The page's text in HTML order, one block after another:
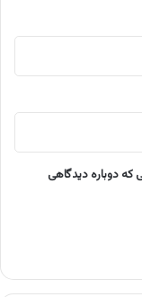
که دوباره دیدگاهی